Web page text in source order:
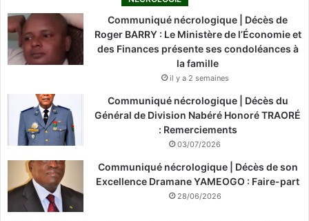
Communiqué nécrologique | Décès de
Roger BARRY : Le Ministère de l’Économie et
des Finances présente ses condoléances à
la famille
il y a 2 semaines
Communiqué nécrologique | Décès du
Général de Division Nabéré Honoré TRAORÉ
: Remerciements
03/07/2026
Communiqué nécrologique | Décès de son
Excellence Dramane YAMEOGO : Faire-part
28/06/2026